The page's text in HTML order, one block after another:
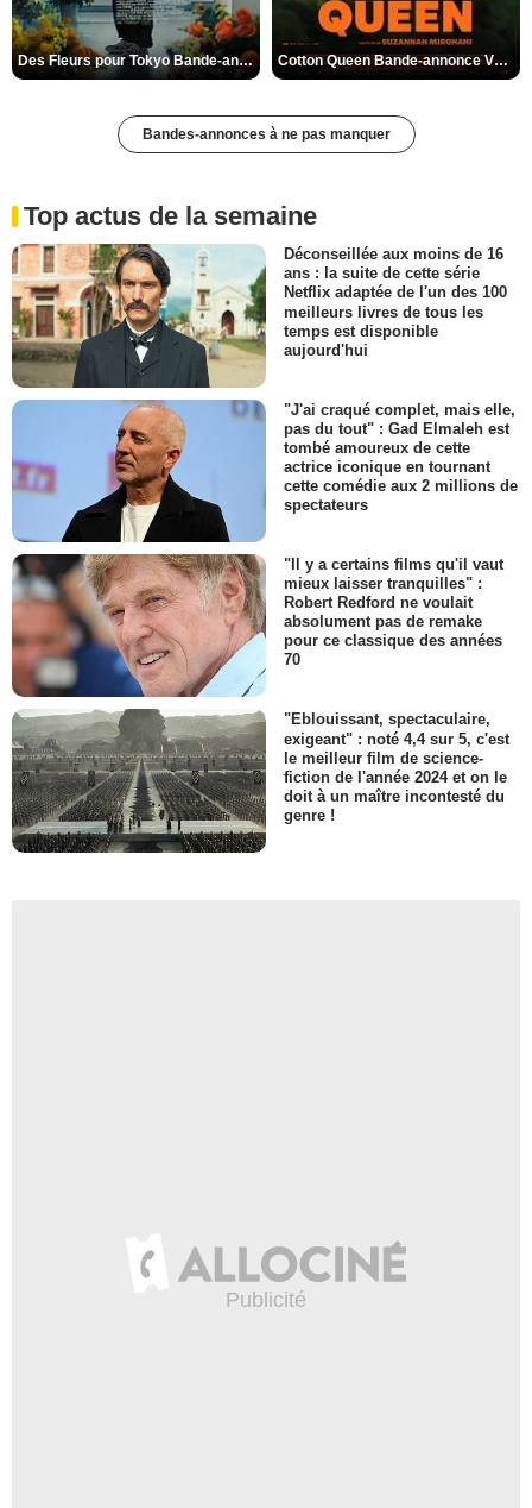
Des Fleurs pour Tokyo Bande-annonce VO STFR Cotton Queen Bande-annonce VO STFR
Bandes-annonces à ne pas manquer
Top actus de la semaine
Déconseillée aux moins de 16
ans : la suite de cette série
Netflix adaptée de l'un des 100
meilleurs livres de tous les
temps est disponible
aujourd'hui
"J'ai craqué complet, mais elle,
pas du tout" : Gad Elmaleh est
tombé amoureux de cette
actrice iconique en tournant
cette comédie aux 2 millions de
spectateurs
"Il y a certains films qu'il vaut
mieux laisser tranquilles" :
Robert Redford ne voulait
absolument pas de remake
pour ce classique des années
70
"Eblouissant, spectaculaire,
exigeant" : noté 4,4 sur 5, c'est
le meilleur film de science-
fiction de l'année 2024 et on le
doit à un maître incontesté du
genre !